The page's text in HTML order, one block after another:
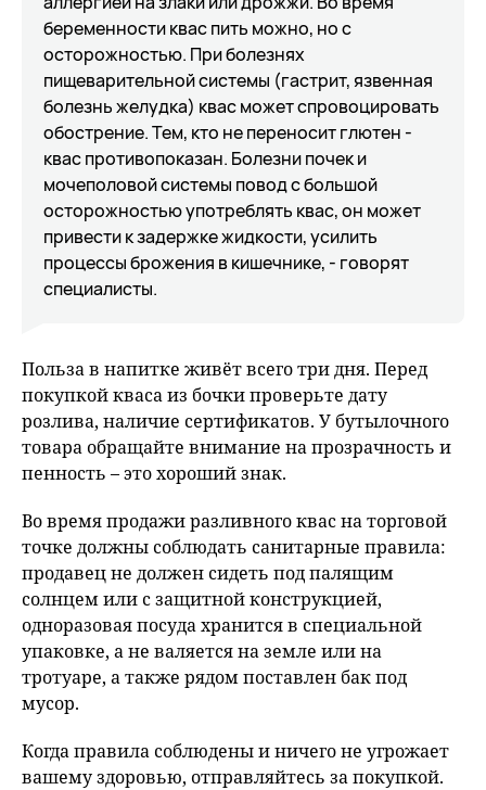
беременности квас пить можно, но с
осторожностью. При болезнях
пищеварительной системы (гастрит, язвенная
болезнь желудка) квас может спровоцировать
обострение. Тем, кто не переносит глютен -
квас противопоказан. Болезни почек и
мочеполовой системы повод с большой
осторожностью употреблять квас, он может
привести к задержке жидкости, усилить
процессы брожения в кишечнике, - говорят
специалисты.
Польза в напитке живёт всего три дня. Перед
покупкой кваса из бочки проверьте дату
розлива, наличие сертификатов. У бутылочного
товара обращайте внимание на прозрачность и
пенность – это хороший знак.
Во время продажи разливного квас на торговой
точке должны соблюдать санитарные правила:
продавец не должен сидеть под палящим
солнцем или с защитной конструкцией,
одноразовая посуда хранится в специальной
упаковке, а не валяется на земле или на
тротуаре, а также рядом поставлен бак под
мусор.
Когда правила соблюдены и ничего не угрожает
вашему здоровью, отправляйтесь за покупкой.